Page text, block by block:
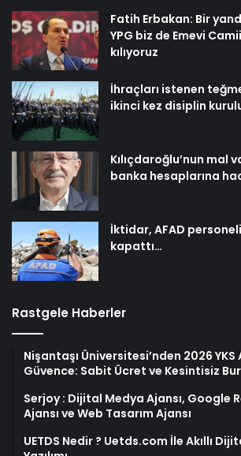
Fatih Erbakan: Bir
YPG biz de Emevi
kılıyoruz
İhraçları istenen
ikinci kez disiplin
Kılıçdaroğlu’nun mal
banka hesaplarına
İktidar, AFAD
kapattı…
Rastgele Haberler
Nişantaşı Üniversitesi’nden 2026
Güvence: Sabit Ücret ve Kesintisiz
Serjoy : Dijital Medya Ajansı, Google
Ajansı ve Web Tasarım Ajansı
UETDS Nedir ? Uetds.com İle Akıllı